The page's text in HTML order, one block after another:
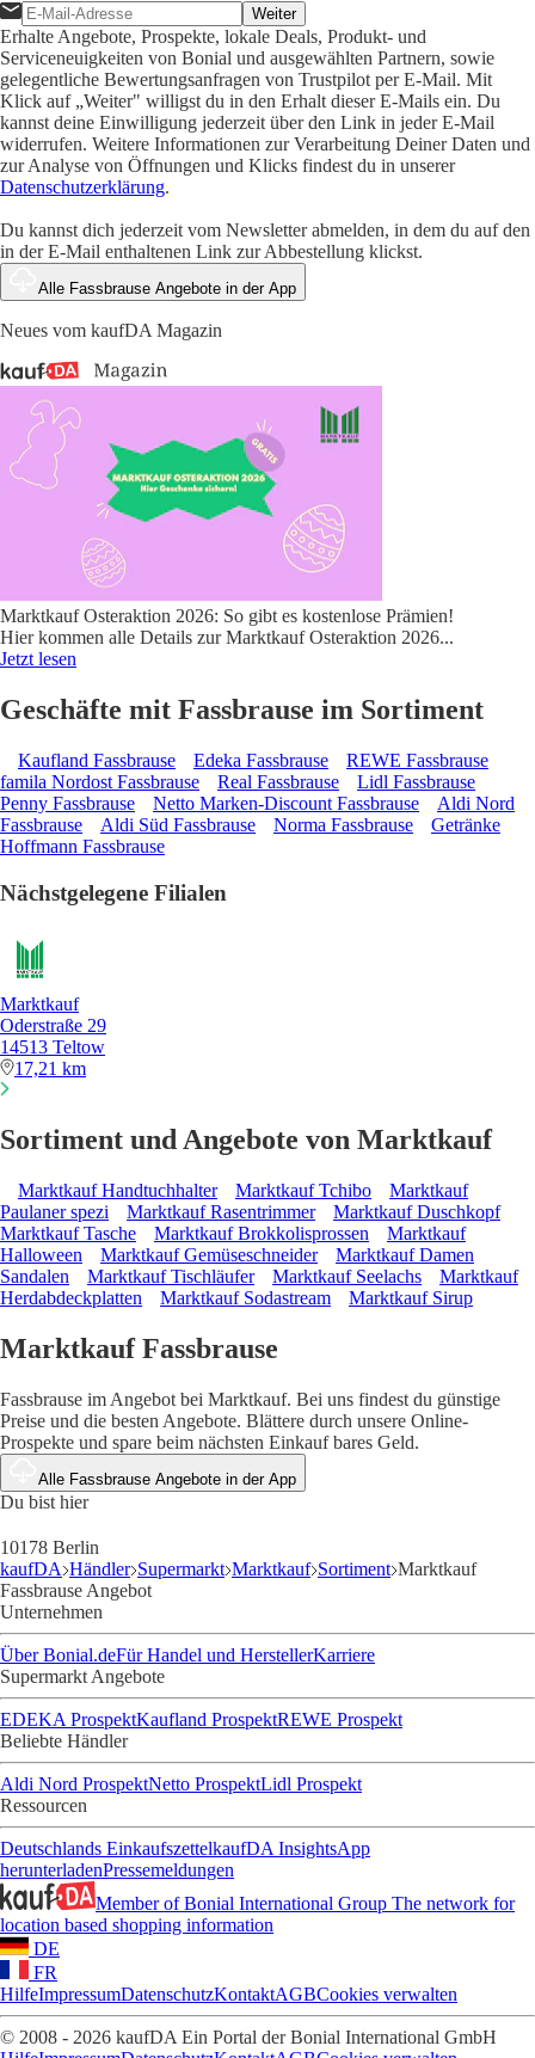
Weiter
Erhalte Angebote, Prospekte, lokale Deals, Produkt- und
Serviceneuigkeiten von Bonial und ausgewählten Partnern, sowie
gelegentliche Bewertungsanfragen von Trustpilot per E-Mail. Mit
Klick auf „Weiter" willigst du in den Erhalt dieser E-Mails ein. Du
kannst deine Einwilligung jederzeit über den Link in jeder E-Mail
widerrufen. Weitere Informationen zur Verarbeitung Deiner Daten und
zur Analyse von Öffnungen und Klicks findest du in unserer
Datenschutzerklärung.
Du kannst dich jederzeit vom Newsletter abmelden, in dem du auf den
in der E-Mail enthaltenen Link zur Abbestellung klickst.
Alle Fassbrause Angebote in der App
Neues vom kaufDA Magazin
Marktkauf Osteraktion 2026: So gibt es kostenlose Prämien!
Hier kommen alle Details zur Marktkauf Osteraktion 2026...
Jetzt lesen
Geschäfte mit Fassbrause im Sortiment
Kaufland Fassbrause Edeka Fassbrause
REWE Fassbrause
famila Nordost Fassbrause
Real Fassbrause
Lidl Fassbrause
Penny Fassbrause
Netto Marken-Discount Fassbrause
Aldi Nord
Fassbrause
Aldi Süd Fassbrause Norma Fassbrause
Getränke
Hoffmann Fassbrause
Nächstgelegene Filialen
Marktkauf
Oderstraße 29
14513 Teltow
17,21 km
Sortiment und Angebote von Marktkauf
Marktkauf Handtuchhalter Marktkauf Tchibo
Marktkauf
Paulaner spezi
Marktkauf Rasentrimmer
Marktkauf Duschkopf
Marktkauf Tasche
Marktkauf Brokkolisprossen
Marktkauf
Halloween
Marktkauf Gemüseschneider
Marktkauf Damen
Sandalen
Marktkauf Tischläufer Marktkauf Seelachs
Marktkauf
Herdabdeckplatten
Marktkauf Sodastream Marktkauf Sirup
Marktkauf Fassbrause
Fassbrause im Angebot bei Marktkauf. Bei uns findest du günstige
Preise und die besten Angebote. Blättere durch unsere Online-
Prospekte und spare beim nächsten Einkauf bares Geld.
Alle Fassbrause Angebote in der App
Du bist hier
10178 Berlin
kaufDA Händler Supermarkt Marktkauf Sortiment Marktkauf
Fassbrause Angebot
Unternehmen
Über Bonial.deFür Handel und HerstellerKarriere
Supermarkt Angebote
EDEKA ProspektKaufland ProspektREWE Prospekt
Beliebte Händler
Aldi Nord ProspektNetto ProspektLidl Prospekt
Ressourcen
Deutschlands EinkaufszettelkaufDA InsightsApp
herunterladenPressemeldungen
Member of Bonial International Group The network for
location based shopping information
DE
FR
HilfeImpressumDatenschutzKontaktAGBCookies verwalten
© 2008 - 2026 kaufDA Ein Portal der Bonial International GmbH